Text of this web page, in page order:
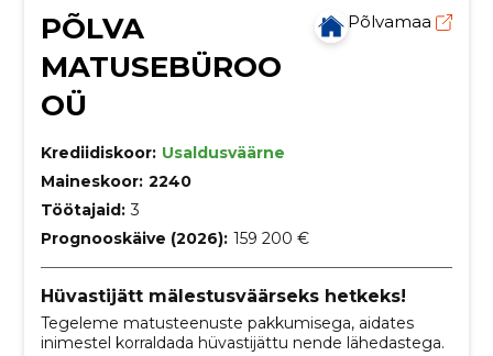
PÕLVA
MATUSEBÜROO
OÜ
Põlvamaa
Krediidiskoor: Usaldusväärne
Maineskoor: 2240
Töötajaid: 3
Prognooskäive (2026): 159 200 €
Hüvastijätt mälestusväärseks hetkeks!
Tegeleme matusteenuste pakkumisega, aidates
inimestel korraldada hüvastijättu nende lähedastega.